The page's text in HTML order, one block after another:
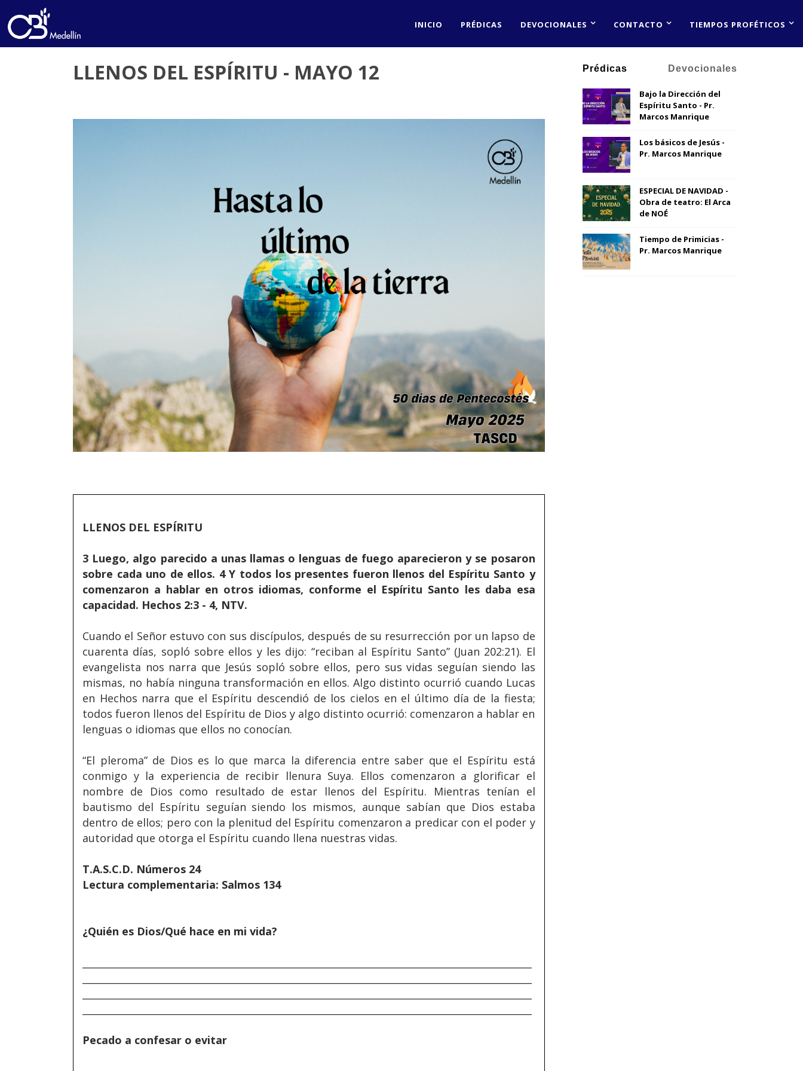
INICIO PRÉDICAS DEVOCIONALES CONTACTO TIEMPOS PROFÉTICOS
LLENOS DEL ESPÍRITU - MAYO 12
LLENOS DEL ESPÍRITU
3 Luego, algo parecido a unas llamas o lenguas de fuego aparecieron y se posaron
sobre cada uno de ellos. 4 Y todos los presentes fueron llenos del Espíritu Santo y
comenzaron a hablar en otros idiomas, conforme el Espíritu Santo les daba esa
capacidad. Hechos 2:3 - 4, NTV.
Cuando el Señor estuvo con sus discípulos, después de su resurrección por un lapso de
cuarenta días, sopló sobre ellos y les dijo: “reciban al Espíritu Santo” (Juan 202:21). El
evangelista nos narra que Jesús sopló sobre ellos, pero sus vidas seguían siendo las
mismas, no había ninguna transformación en ellos. Algo distinto ocurrió cuando Lucas
en Hechos narra que el Espíritu descendió de los cielos en el último día de la fiesta;
todos fueron llenos del Espíritu de Dios y algo distinto ocurrió: comenzaron a hablar en
lenguas o idiomas que ellos no conocían.
“El pleroma” de Dios es lo que marca la diferencia entre saber que el Espíritu está
conmigo y la experiencia de recibir llenura Suya. Ellos comenzaron a glorificar el
nombre de Dios como resultado de estar llenos del Espíritu. Mientras tenían el
bautismo del Espíritu seguían siendo los mismos, aunque sabían que Dios estaba
dentro de ellos; pero con la plenitud del Espíritu comenzaron a predicar con el poder y
autoridad que otorga el Espíritu cuando llena nuestras vidas.
T.A.S.C.D. Números 24
Lectura complementaria: Salmos 134
¿Quién es Dios/Qué hace en mi vida?
Pecado a confesar o evitar
Prédicas Devocionales
Bajo la Dirección del
Espíritu Santo - Pr.
Marcos Manrique
Los básicos de Jesús -
Pr. Marcos Manrique
ESPECIAL DE NAVIDAD -
Obra de teatro: El Arca
de NOÉ
Tiempo de Primicias -
Pr. Marcos Manrique